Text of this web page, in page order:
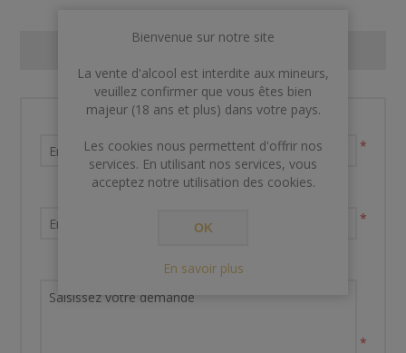
Nom et prénom
*
*
Demande de renseignements
*
Bienvenue sur notre site
La vente d'alcool est interdite aux mineurs,
veuillez confirmer que vous êtes bien
majeur (18 ans et plus) dans votre pays.
Les cookies nous permettent d'offrir nos
services. En utilisant nos services, vous
acceptez notre utilisation des cookies.
OK
En savoir plus